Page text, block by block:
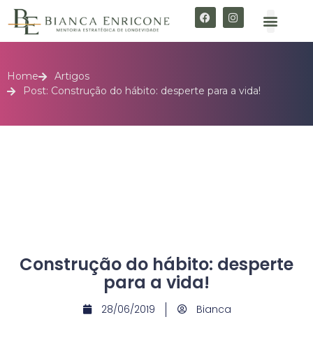
Home
Artigos
Post: Construção do hábito: desperte para a vida!
Construção do hábito: desperte
para a vida!
28/06/2019 Bianca